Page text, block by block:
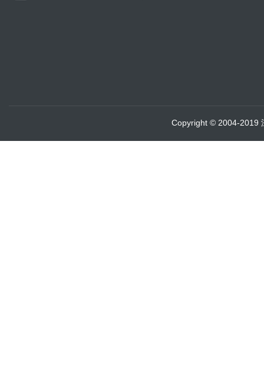
Copyright © 2004-2019